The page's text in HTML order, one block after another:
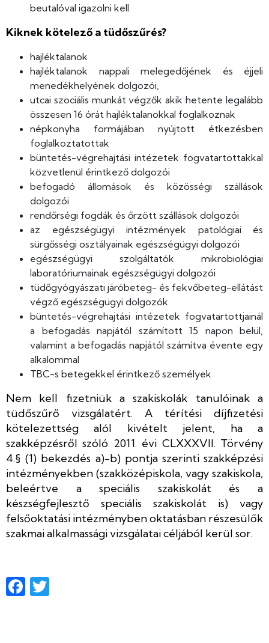
beutalóval igazolni kell.
Kiknek kötelező a tüdőszűrés?
hajléktalanok
hajléktalanok nappali melegedőjének és éjjeli
menedékhelyének dolgozói,
utcai szociális munkát végzők akik hetente legalább
összesen 16 órát hajléktalanokkal foglalkoznak
népkonyha formájában nyújtott étkezésben
foglalkoztatottak
büntetés-végrehajtási intézetek fogvatartottakkal
közvetlenül érintkező dolgozói
befogadó állomások és közösségi szállások
dolgozói
rendőrségi fogdák és őrzött szállások dolgozói
az egészségügyi intézmények patológiai és
sürgősségi osztályainak egészségügyi dolgozói
egészségügyi szolgáltatók mikrobiológiai
laboratóriumainak egészségügyi dolgozói
tüdőgyógyászati járóbeteg- és fekvőbeteg-ellátást
végző egészségügyi dolgozók
büntetés-végrehajtási intézetek fogvatartottjainál
a befogadás napjától számított 15 napon belül,
valamint a befogadás napjától számítva évente egy
alkalommal
TBC-s betegekkel érintkező személyek
Nem kell fizetniük a szakiskolák tanulóinak a
tüdőszűrő vizsgálatért. A térítési díjfizetési
kötelezettség alól kivételt jelent, ha a
szakképzésről szóló 2011. évi CLXXXVII. Törvény
4.§ (1) bekezdés a)-b) pontja szerinti szakképzési
intézményekben (szakközépiskola, vagy szakiskola,
beleértve a speciális szakiskolát és a
készségfejlesztő speciális szakiskolát is) vagy
felsőoktatási intézményben oktatásban részesülők
szakmai alkalmassági vizsgálatai céljából kerül sor.
Facebook